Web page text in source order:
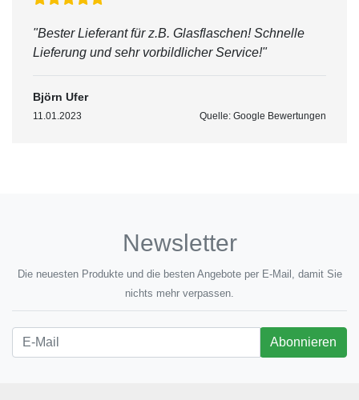
"Bester Lieferant für z.B. Glasflaschen! Schnelle
Lieferung und sehr vorbildlicher Service!"
Björn Ufer
11.01.2023 Quelle: Google Bewertungen
Newsletter
Die neuesten Produkte und die besten Angebote per E-Mail, damit Sie
nichts mehr verpassen.
Newsletter
Abonnieren